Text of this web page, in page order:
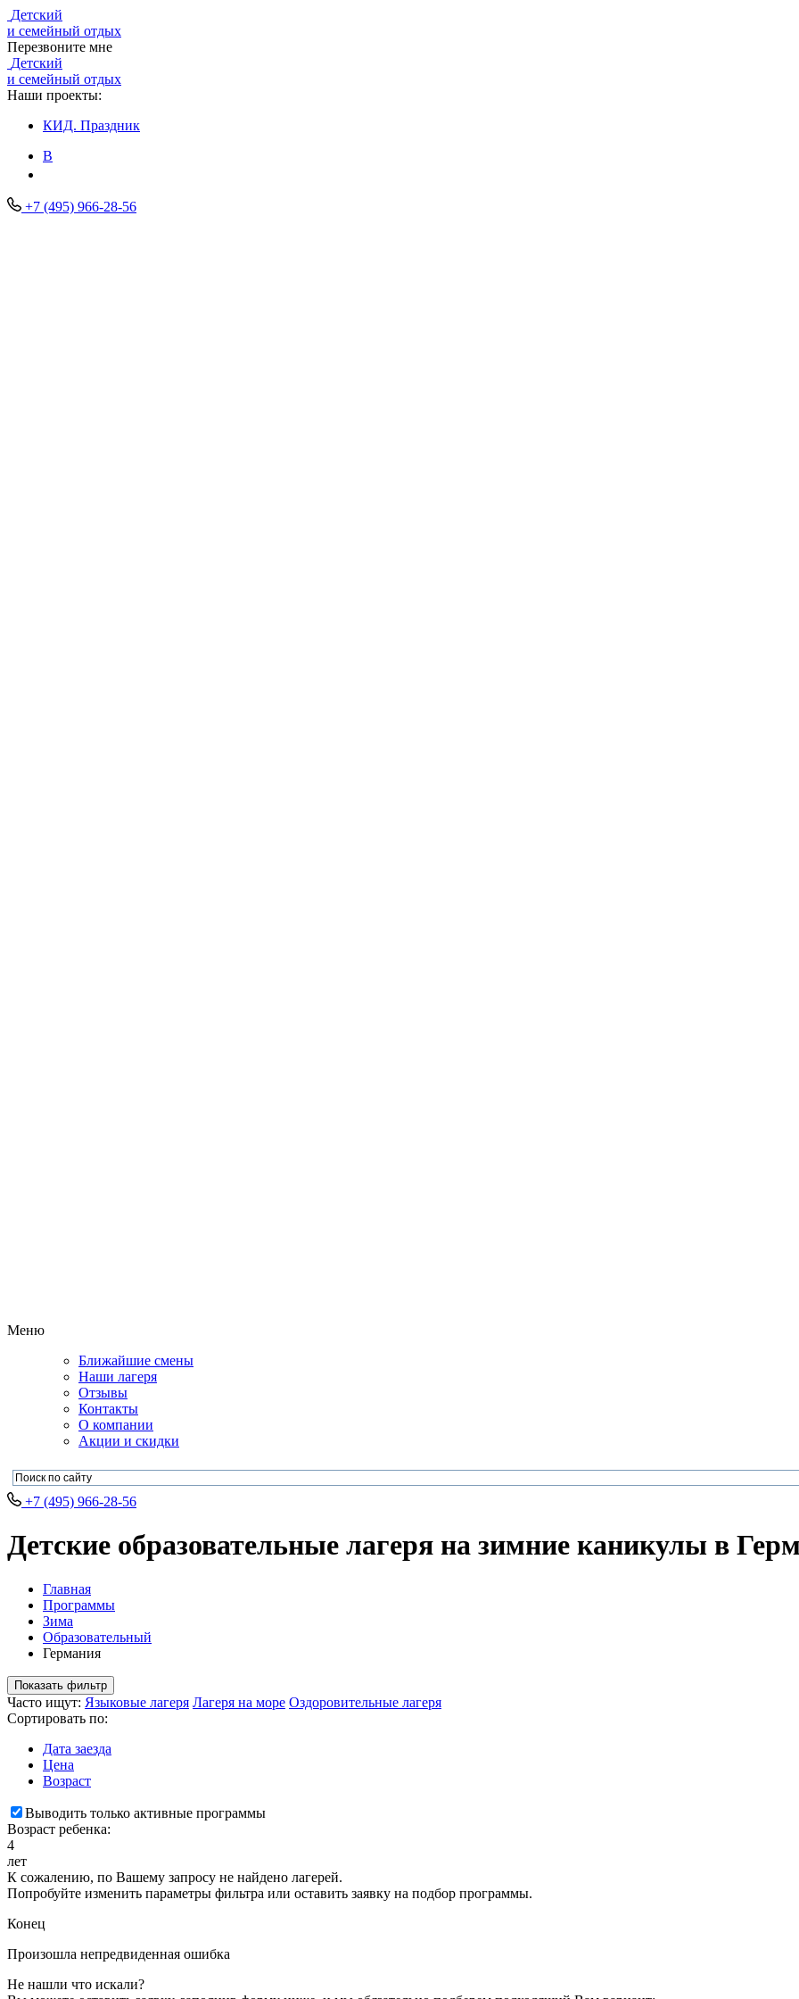
Детский
и семейный отдых
Перезвоните мне
Детский
и семейный отдых
Наши проекты:
КИД. Праздник
В
+7 (495) 966-28-56
Меню
Ближайшие смены
Наши лагеря
Отзывы
Контакты
О компании
Акции и скидки
+7 (495) 966-28-56
Детские образовательные лагеря на зимние каникулы в
Главная
Программы
Зима
Образовательный
Германия
Показать фильтр
Часто ищут: Языковые лагеря Лагеря на море Оздоровительные лагеря
Сортировать по:
Дата заезда
Цена
Возраст
Выводить только активные программы
Возраст ребенка:
4
лет
К сожалению, по Вашему запросу не найдено лагерей.
Попробуйте изменить параметры фильтра или оставить заявку на подбор программы.
Конец
Произошла непредвиденная ошибка
Не нашли что искали?